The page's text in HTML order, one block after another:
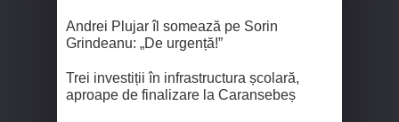
Andrei Plujar îl somează pe Sorin
Grindeanu: „De urgență!”
Trei investiții în infrastructura școlară,
aproape de finalizare la Caransebeș